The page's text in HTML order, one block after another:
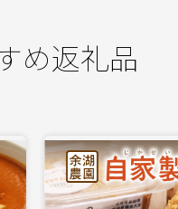
め返礼品